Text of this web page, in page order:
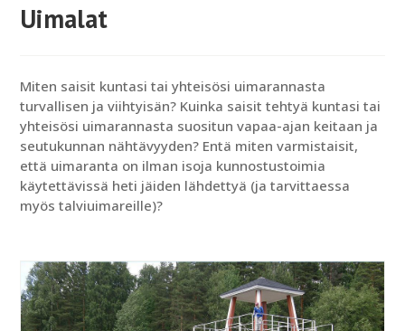
Uimalat
Miten saisit kuntasi tai yhteisösi uimarannasta
turvallisen ja viihtyisän? Kuinka saisit tehtyä kuntasi tai
yhteisösi uimarannasta suositun vapaa-ajan keitaan ja
seutukunnan nähtävyyden? Entä miten varmistaisit,
että uimaranta on ilman isoja kunnostustoimia
käytettävissä heti jäiden lähdettyä (ja tarvittaessa
myös talviuimareille)?